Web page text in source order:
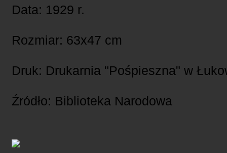
Data: 1929 r.
Rozmiar: 63x47 cm
Druk: Drukarnia "Pośpieszna" w
Źródło: Biblioteka Narodowa